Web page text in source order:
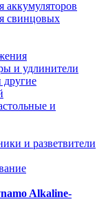
аккумуляторов
свинцовых
и удлинители
и
и разветвители
Alkaline-